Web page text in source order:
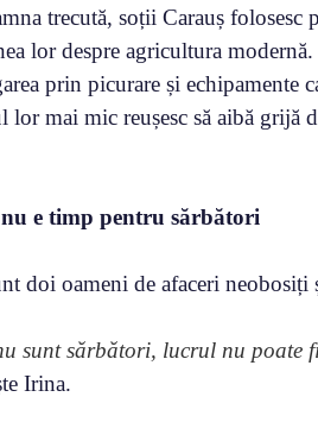
trecută, soții Carauș folosesc
lor despre agricultura
prin picurare și echipamente
lor mai mic reușesc să aibă grijă
e timp pentru sărbători
doi oameni de afaceri neobosiți
sunt sărbători, lucrul nu poate
Irina.